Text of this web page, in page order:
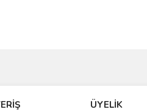
ÜYELİK